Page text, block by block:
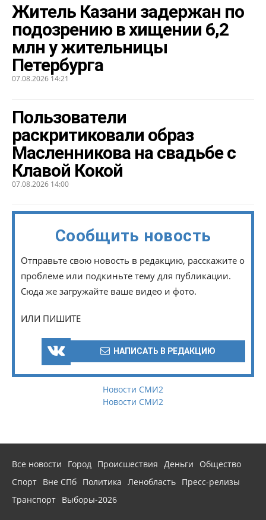
Житель Казани задержан по
подозрению в хищении 6,2
млн у жительницы
Петербурга
07.08.2026 14:21
Пользователи
раскритиковали образ
Масленникова на свадьбе с
Клавой Кокой
07.08.2026 14:00
Сообщить новость
Отправьте свою новость в редакцию, расскажите о
проблеме или подкиньте тему для публикации.
Сюда же загружайте ваше видео и фото.
ИЛИ ПИШИТЕ
НАПИСАТЬ В РЕДАКЦИЮ
Новости СМИ2
Новости СМИ2
Все новости Город Происшествия Деньги
Общество
Спорт Вне СПб Политика Ленобласть Пресс-релизы
Транспорт Выборы-2026